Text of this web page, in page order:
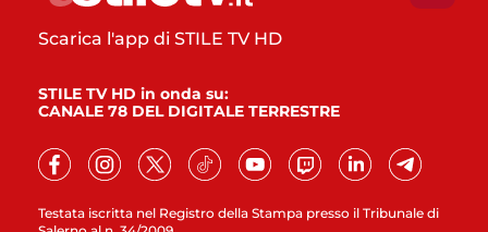
Testata iscritta nel Registro della Stampa presso il Tribunale di
Scarica l'app di STILE TV HD
STILE TV HD in onda su:
CANALE 78 DEL DIGITALE TERRESTRE